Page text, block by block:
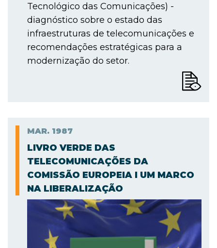
Tecnológico das Comunicações) -
diagnóstico sobre o estado das
infraestruturas de telecomunicações e
recomendações estratégicas para a
modernização do setor.
MAR. 1987
LIVRO VERDE DAS
TELECOMUNICAÇÕES DA
COMISSÃO EUROPEIA I UM MARCO
NA LIBERALIZAÇÃO